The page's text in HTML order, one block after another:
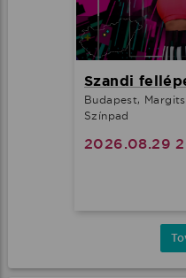
Szandi
Budapest,
Színpad
2026.08.29